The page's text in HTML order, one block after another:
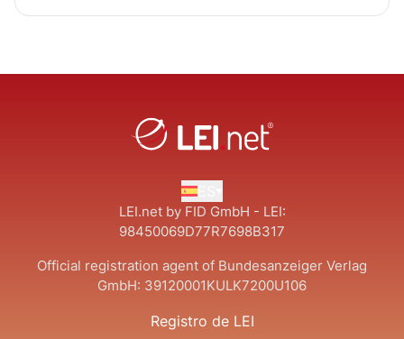
LEI.net by FID GmbH - LEI:
98450069D77R7698B317
Official registration agent of Bundesanzeiger Verlag
GmbH: 39120001KULK7200U106
Registro de LEI